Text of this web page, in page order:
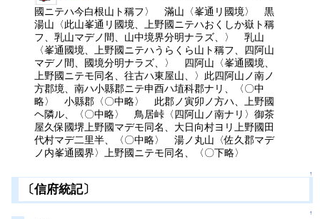
國ニテハ今白根山ト稱フ〉 滿山〈峯通リ國境〉 黒
湯山〈此山峯通リ國境、上野國ニテハおくしか嶽ト稱
フ、乳山マデノ間、山中境界分明ナラズ、〉 乳山
〈峯通國境、上野國ニテハうらくら山ト稱フ、四阿山
マデノ間、國境分明ナラズ、〉 四阿山〈峯通國境、
上野國ニテモ同名、往古ハ東屋山、〉此四阿山ノ南ノ
方郡境、南ハ小縣郡ニテ申酉ハ埴科郡ナリ、〈〇中
略〉 小縣郡〈〇中略〉 此郡ノ寅卯ノ方ハ、上野國
ヘ隣ル、〈〇中略〉 鳥居峠〈四阿山ノ南ナリ〉御茶
屋久保國堺上野國マデモ同名、大日向村ヨリ上野國田
代村マデ二里半、〈〇中略〉 湯ノ丸山〈佐久郡マデ
ノ内峯通國界〉上野國ニテモ同名、〈〇下略〉
↑
〔信府統記〕
↑